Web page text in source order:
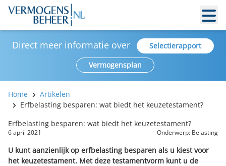
Direct meer informatie over
Selectierapport
Vermogensplan
Home
Artikelen
Erfbelasting besparen: wat biedt het keuzetestament?
Erfbelasting besparen: wat biedt het keuzetestament?
6 april 2021 Onderwerp: Belasting
U kunt aanzienlijk op erfbelasting besparen als u kiest voor
het keuzetestament. Met deze testamentvorm kunt u de